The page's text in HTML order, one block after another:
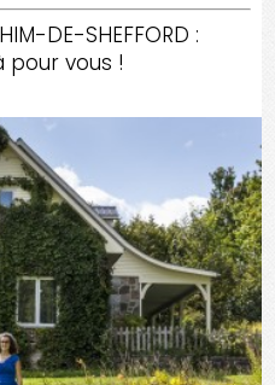
DE-SHEFFORD :
pour vous !